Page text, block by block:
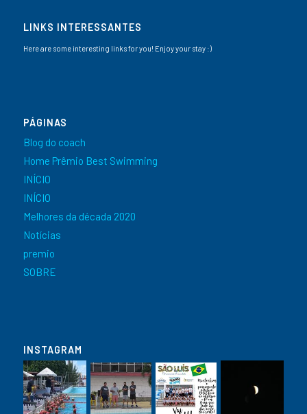
LINKS INTERESSANTES
Here are some interesting links for you! Enjoy your stay :)
PÁGINAS
Blog do coach
Home Prêmio Best Swimming
INÍCIO
INÍCIO
Melhores da década 2020
Notícias
premio
SOBRE
INSTAGRAM